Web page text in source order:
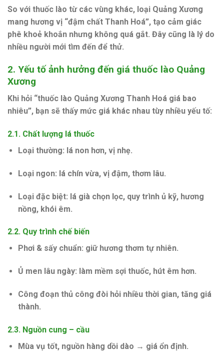
So với thuốc lào từ các vùng khác, loại Quảng Xương
mang hương vị “đậm chất Thanh Hoá”, tạo cảm giác
phê khoẻ khoắn nhưng không quá gắt. Đây cũng là lý do
nhiều người mới tìm đến để thử.
2. Yếu tố ảnh hưởng đến giá thuốc lào Quảng
Xương
Khi hỏi “thuốc lào Quảng Xương Thanh Hoá giá bao
nhiêu”, bạn sẽ thấy mức giá khác nhau tùy nhiều yếu tố:
2.1. Chất lượng lá thuốc
Loại thường: lá non hơn, vị nhẹ.
Loại ngon: lá chín vừa, vị đậm, thơm lâu.
Loại đặc biệt: lá già chọn lọc, quy trình ủ kỹ, hương
nồng, khói êm.
2.2. Quy trình chế biến
Phơi & sấy chuẩn: giữ hương thơm tự nhiên.
Ủ men lâu ngày: làm mềm sợi thuốc, hút êm hơn.
Công đoạn thủ công đòi hỏi nhiều thời gian, tăng giá
thành.
2.3. Nguồn cung – cầu
Mùa vụ tốt, nguồn hàng dồi dào → giá ổn định.